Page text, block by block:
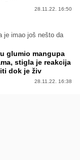
28.11.22. 16:50
je imao još nešto da
glumio mangupa
stigla je reakcija
dok je živ
28.11.22. 16:38